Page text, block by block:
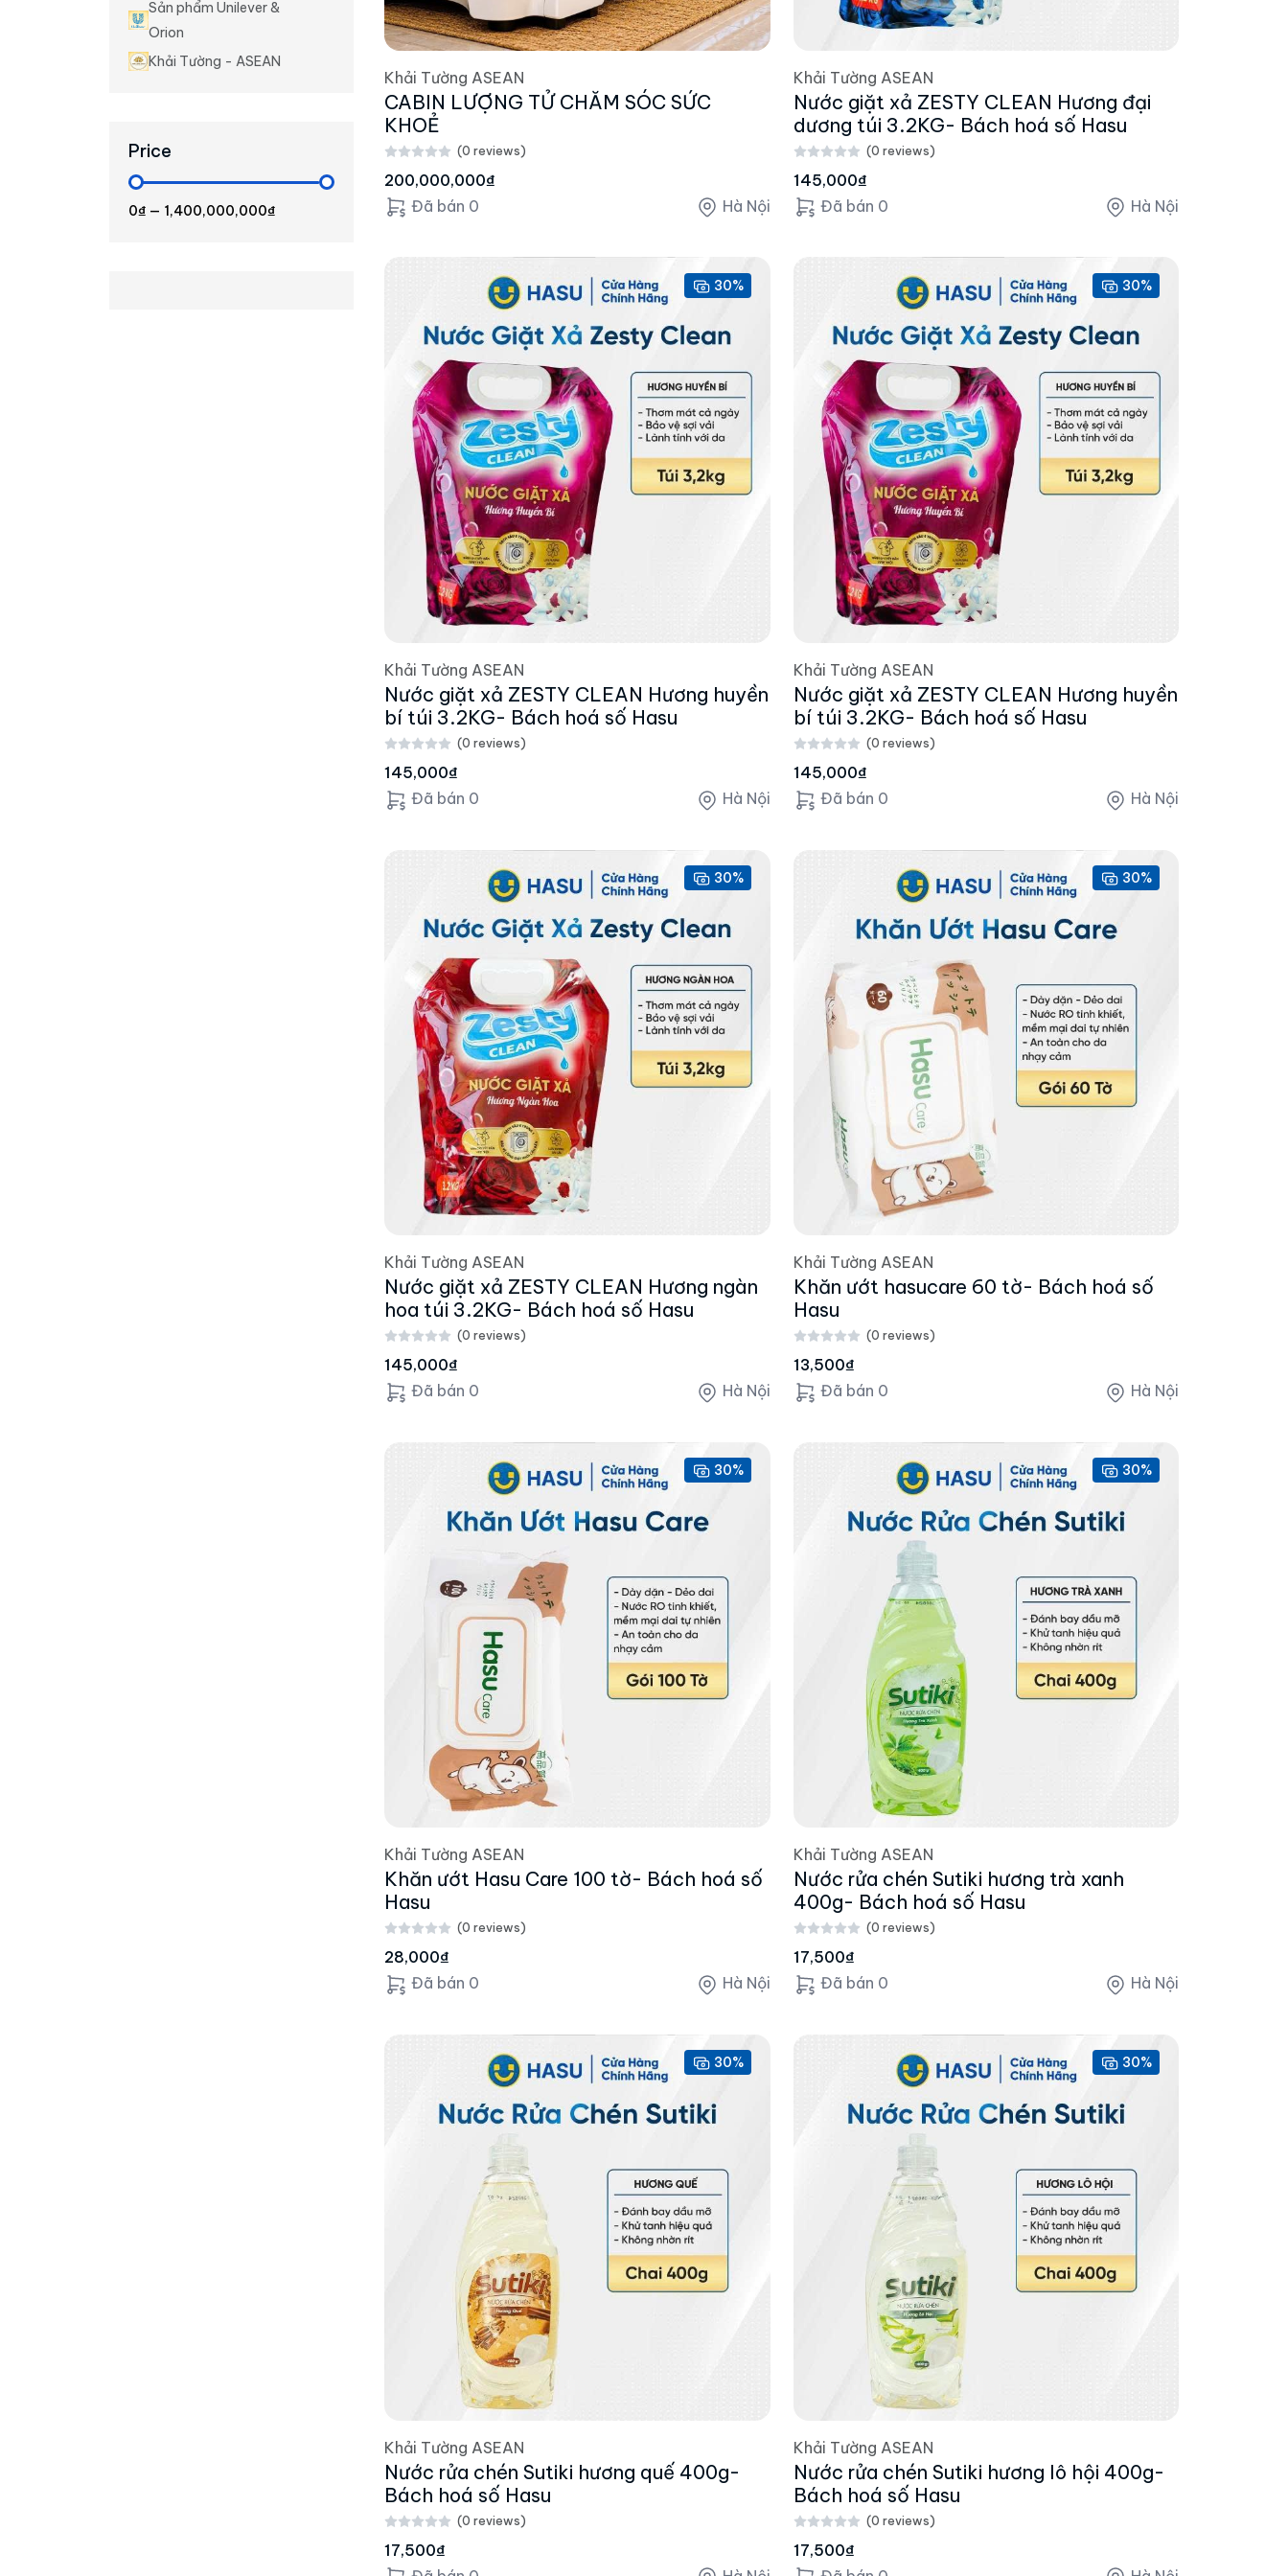
Sản phẩm Unilever &
Orion
Khải Tường - ASEAN
Price
0₫ — 1,400,000,000₫
Khải Tường ASEAN
CABIN LƯỢNG TỬ CHĂM SÓC SỨC
KHOẺ
(0 reviews)
200,000,000₫
Đã bán 0
Hà Nội
Khải Tường ASEAN
Nước giặt xả ZESTY CLEAN Hương đại
dương túi 3.2KG- Bách hoá số Hasu
(0 reviews)
145,000₫
Đã bán 0
Hà Nội
30%
Khải Tường ASEAN
Nước giặt xả ZESTY CLEAN Hương huyền
bí túi 3.2KG- Bách hoá số Hasu
(0 reviews)
145,000₫
Đã bán 0
Hà Nội
30%
Khải Tường ASEAN
Nước giặt xả ZESTY CLEAN Hương huyền
bí túi 3.2KG- Bách hoá số Hasu
(0 reviews)
145,000₫
Đã bán 0
Hà Nội
30%
Khải Tường ASEAN
Nước giặt xả ZESTY CLEAN Hương ngàn
hoa túi 3.2KG- Bách hoá số Hasu
(0 reviews)
145,000₫
Đã bán 0
Hà Nội
30%
Khải Tường ASEAN
Khăn ướt hasucare 60 tờ- Bách hoá số
Hasu
(0 reviews)
13,500₫
Đã bán 0
Hà Nội
30%
Khải Tường ASEAN
Khăn ướt Hasu Care 100 tờ- Bách hoá số
Hasu
(0 reviews)
28,000₫
Đã bán 0
Hà Nội
30%
Khải Tường ASEAN
Nước rửa chén Sutiki hương trà xanh
400g- Bách hoá số Hasu
(0 reviews)
17,500₫
Đã bán 0
Hà Nội
30%
Khải Tường ASEAN
Nước rửa chén Sutiki hương quế 400g-
Bách hoá số Hasu
(0 reviews)
17,500₫
30%
Khải Tường ASEAN
Nước rửa chén Sutiki hương lô hội 400g-
Bách hoá số Hasu
(0 reviews)
17,500₫